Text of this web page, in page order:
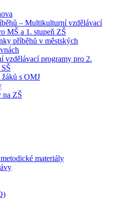
– Multikulturní vzdělávací
MŠ a 1. stupeň ZŠ
příběhů v městských
vzdělávací programy pro 2.
žáků s OMJ
na ZŠ
materiály